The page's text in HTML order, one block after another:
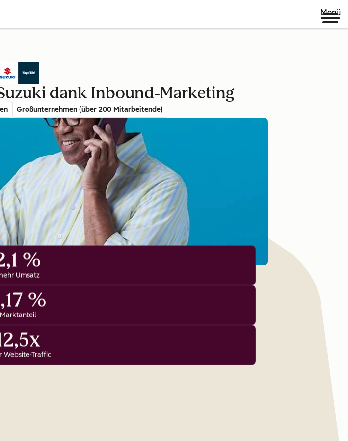
Menü
dank Inbound-Marketing
Großunternehmen (über 200 Mitarbeitende)
%
Umsatz
%
Marktanteil
Website-Traffic